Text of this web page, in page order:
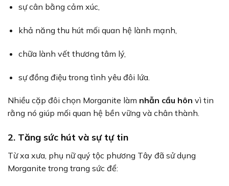
sự cân bằng cảm xúc,
khả năng thu hút mối quan hệ lành mạnh,
chữa lành vết thương tâm lý,
sự đồng điệu trong tình yêu đôi lứa.
Nhiều cặp đôi chọn Morganite làm nhẫn cầu hôn vì tin
rằng nó giúp mối quan hệ bền vững và chân thành.
2. Tăng sức hút và sự tự tin
Từ xa xưa, phụ nữ quý tộc phương Tây đã sử dụng
Morganite trong trang sức để: